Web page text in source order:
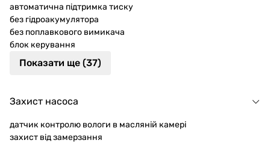
автоматична підтримка тиску
без гідроакумулятора
без поплавкового вимикача
блок керування
Показати ще (37)
Захист насоса
датчик контролю вологи в масляній камері
захист від замерзання